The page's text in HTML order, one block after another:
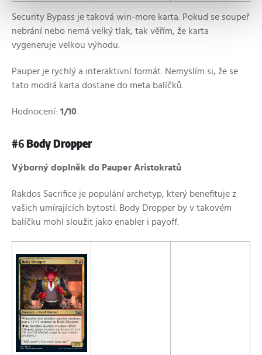
Security Bypass je taková win-more karta. Pokud se soupeř
nebrání nebo nemá velký tlak, tak věřím, že karta
vygeneruje velkou výhodu.
Pauper je rychlý a interaktivní formát. Nemyslím si, že se
tato modrá karta dostane do meta balíčků.
Hodnocení: 1/10
#6 Body Dropper
Výborný doplněk do Pauper Aristokratů
Rakdos Sacrifice je populání archetyp, který benefituje z
vašich umírajících bytostí. Body Dropper by v takovém
balíčku mohl sloužit jako enabler i payoff.